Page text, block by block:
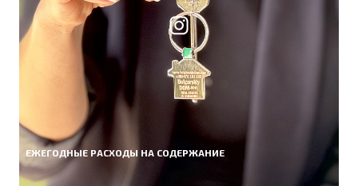
ЕЖЕГОДНЫЕ РАСХОДЫ НА СОДЕРЖАНИЕ